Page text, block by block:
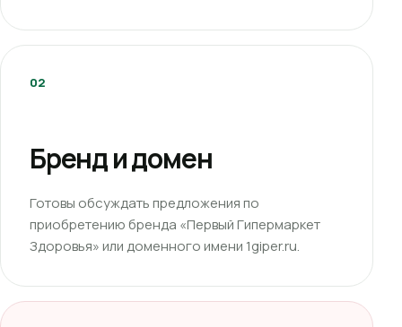
02
Бренд и домен
Готовы обсуждать предложения по
приобретению бренда «Первый Гипермаркет
Здоровья» или доменного имени 1giper.ru.